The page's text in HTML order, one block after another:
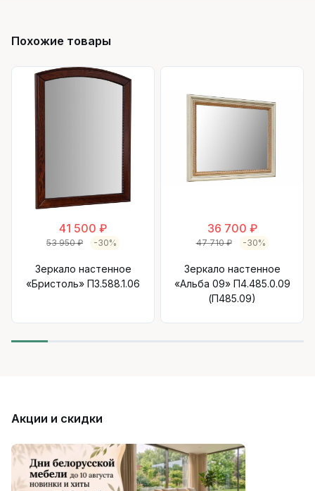
Похожие товары
41 500 ₽
53 950 ₽ -30%
Зеркало настенное
«Бристоль» П3.588.1.06
36 700 ₽
47 710 ₽ -30%
Зеркало настенное
«Альба 09» П4.485.0.09
(П485.09)
Акции и скидки